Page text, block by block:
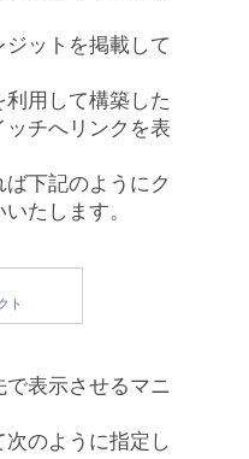
ットを掲載して
用して構築した
チへリンクを表
下記のようにク
たします。
表示させるマニ
のように指定し